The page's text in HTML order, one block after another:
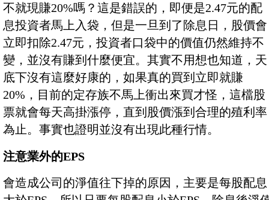
不就現賺20%嗎？這是錯誤的，即便是2.47元的配
息投資者馬上入袋，但是一旦到了除息日，股價會
立即扣除2.47元，投資者口袋中的價值仍然維持不
變，並沒有賺到什麼便宜。其實不用想也知道，天
底下沒有這麼好康的，如果真的買到立即就賺
20%，目前的定存族不馬上衝出來買才怪，這檔股
票就會每天高掛漲停，直到股價漲到合理的殖利率
為止。事實也證明並沒有出現此種行情。
注意業外的EPS
會造成公司的淨值往下掉的原因，主要是每股配息